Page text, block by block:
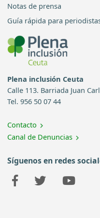
Notas de prensa
Guía rápida para
Plena inclusión Ceuta
Calle 113. Barriada Juan
Tel. 956 50 07 44
Contacto
Canal de Denuncias
Síguenos en redes